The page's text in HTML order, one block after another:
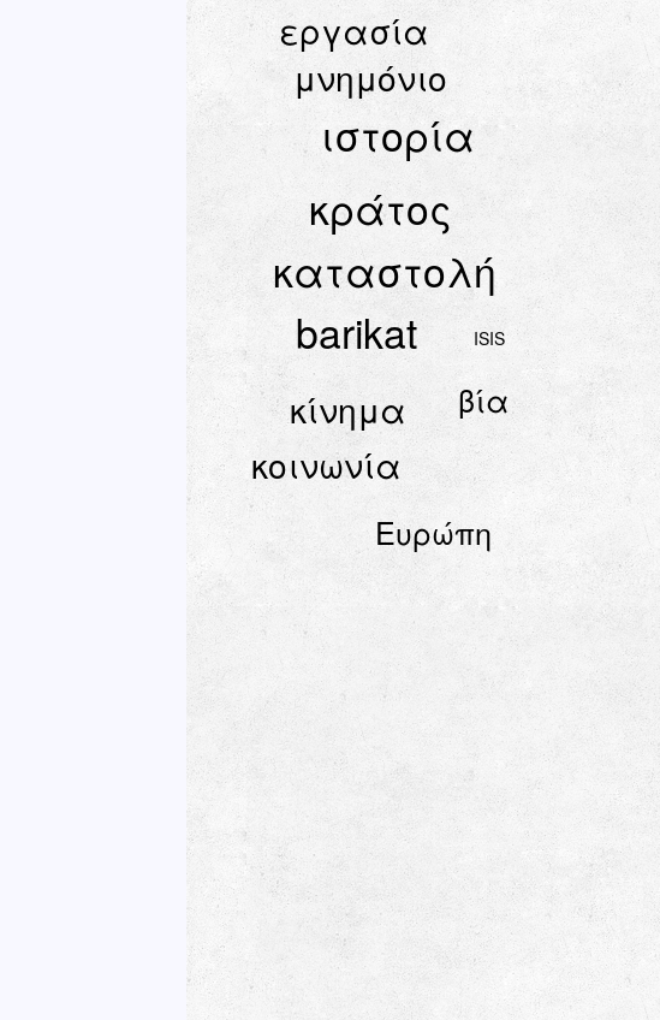
κράτος
καταστολή
ιστορία
barikat
μνημόνιο
εργασία
κίνημα
κοινωνία
Ευρώπη
βία
ISIS